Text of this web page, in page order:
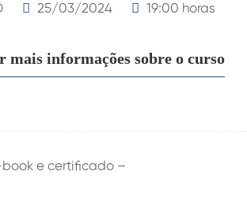
25/03/2024 19:00 horas
mais informações sobre o curso
e certificado –